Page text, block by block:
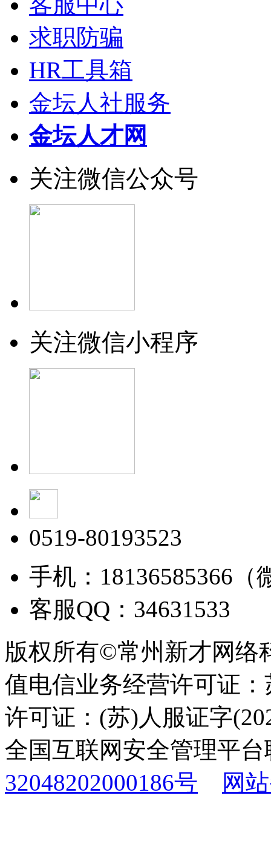
求职防骗
HR工具箱
金坛人社服务
金坛人才网
关注微信公众号
关注微信小程序
0519-80193523
手机：18136585366（
客服QQ：34631533
版权所有©常州新才网络
值电信业务经营许可证
许可证：(苏)人服证字
全国互联网安全管理平
32048202000186号
网